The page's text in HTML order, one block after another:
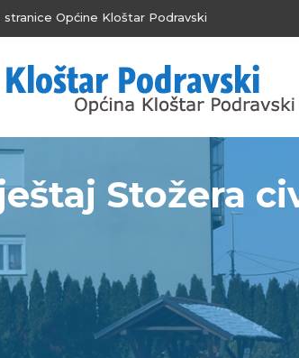
stranice Općine Kloštar Podravski
Stožera